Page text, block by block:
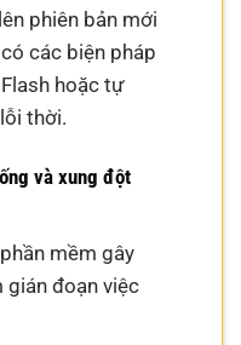
phiên bản mới
các biện pháp
hoặc tự
thời.
và xung đột
mềm gây
gián đoạn việc